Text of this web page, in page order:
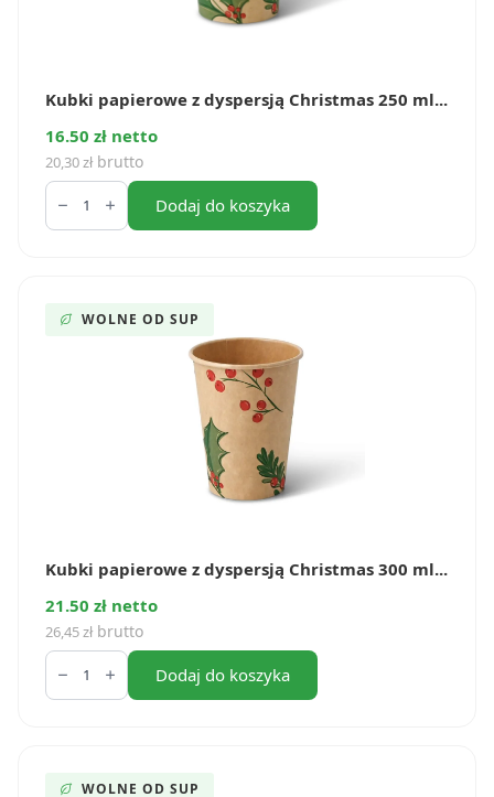
Kubki papierowe z dyspersją Christmas 250 ml...
16.50 zł netto
20,30zł brutto
ilość
Kubki
papierowe
ml
(50
Dodaj do koszyka
WOLNE OD SUP
Kubki papierowe z dyspersją Christmas 300 ml...
21.50 zł netto
26,45zł brutto
ilość
Kubki
papierowe
ml
Dodaj do koszyka
WOLNE OD SUP